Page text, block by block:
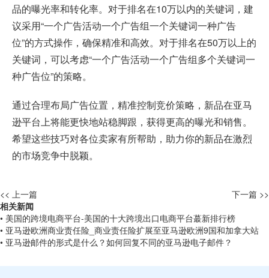
品的曝光率和转化率。对于排名在10万以内的关键词，建
议采用“一个广告活动一个广告组一个关键词一种广告
位”的方式操作，确保精准和高效。对于排名在50万以上的
关键词，可以考虑“一个广告活动一个广告组多个关键词一
种广告位”的策略。
通过合理布局广告位置，精准控制竞价策略，新品在亚马
逊平台上将能更快地站稳脚跟，获得更高的曝光和销售。
希望这些技巧对各位卖家有所帮助，助力你的新品在激烈
的市场竞争中脱颖。
<< 上一篇
下一篇 >>
相关新闻
• 美国的跨境电商平台-美国的十大跨境出口电商平台蕞新排行榜
• 亚马逊欧洲商业责任险_商业责任险扩展至亚马逊欧洲9国和加拿大站
• 亚马逊邮件的形式是什么？如何回复不同的亚马逊电子邮件？